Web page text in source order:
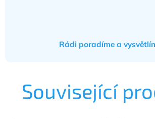
Rádi poradíme a
Související